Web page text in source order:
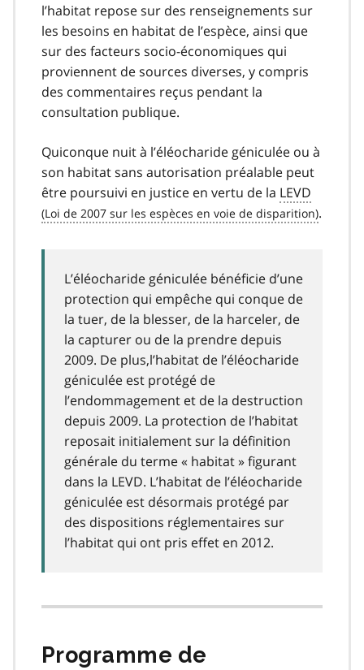
l’habitat repose sur des renseignements sur
les besoins en habitat de l’espèce, ainsi que
sur des facteurs socio-économiques qui
proviennent de sources diverses, y compris
des commentaires reçus pendant la
consultation publique.
Quiconque nuit à l’éléocharide géniculée ou à
son habitat sans autorisation préalable peut
être poursuivi en justice en vertu de la LEVD
.
L’éléocharide géniculée bénéficie d’une
protection qui empêche qui conque de
la tuer, de la blesser, de la harceler, de
la capturer ou de la prendre depuis
2009. De plus,l’habitat de l’éléocharide
géniculée est protégé de
l’endommagement et de la destruction
depuis 2009. La protection de l’habitat
reposait initialement sur la définition
générale du terme « habitat » figurant
dans la LEVD. L’habitat de l’éléocharide
géniculée est désormais protégé par
des dispositions réglementaires sur
l’habitat qui ont pris effet en 2012.
Programme de